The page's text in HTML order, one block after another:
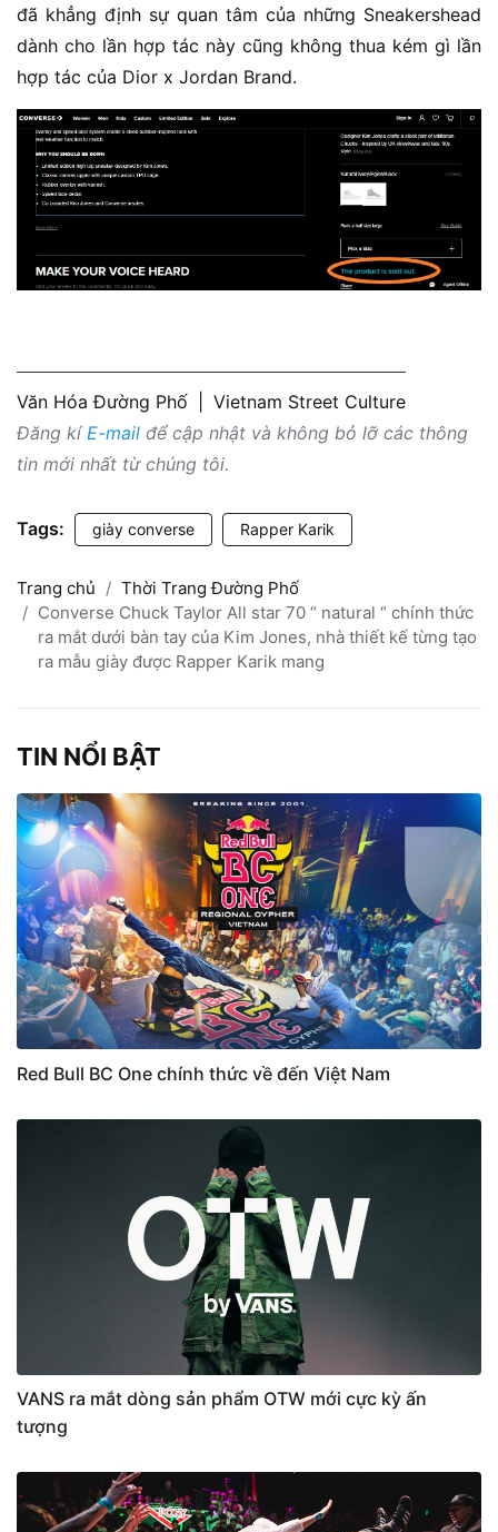
đã khẳng định sự quan tâm của những Sneakershead
dành cho lần hợp tác này cũng không thua kém gì lần
hợp tác của Dior x Jordan Brand.
Văn Hóa Đường Phố
Vietnam Street Culture
Đăng kíE-mail để cập nhật và không bỏ lỡ các thông
tin mới nhất từ chúng tôi.
Tags: giày converse Rapper Karik
Trang chủ
Thời Trang Đường Phố
Converse Chuck Taylor All star 70 “ natural “ chính thức
ra mắt dưới bàn tay của Kim Jones, nhà thiết kế từng tạo
ra mẫu giày được Rapper Karik mang
TIN NỔI BẬT
Red Bull BC One chính thức về đến Việt Nam
VANS ra mắt dòng sản phẩm OTW mới cực kỳ ấn
tượng